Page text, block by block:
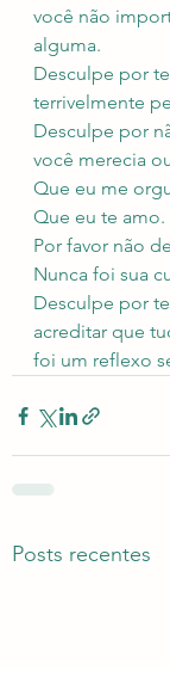
você não
alguma.
Desculpe por
terrivelmente
Desculpe por
você merecia
Que eu me
Que eu te amo.
Por favor não
Nunca foi sua
Desculpe por
acreditar que
foi um reflexo
Posts recentes